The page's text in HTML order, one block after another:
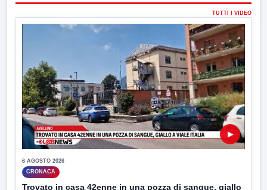
TUTTI I VIDEO
▶
6 AGOSTO 2026
CRONACA
Trovato in casa 42enne in una pozza di sangue, giallo